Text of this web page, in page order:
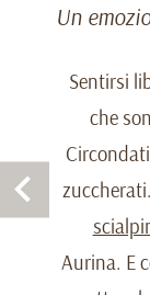
Un
Sentirsi
che
Aurina. E